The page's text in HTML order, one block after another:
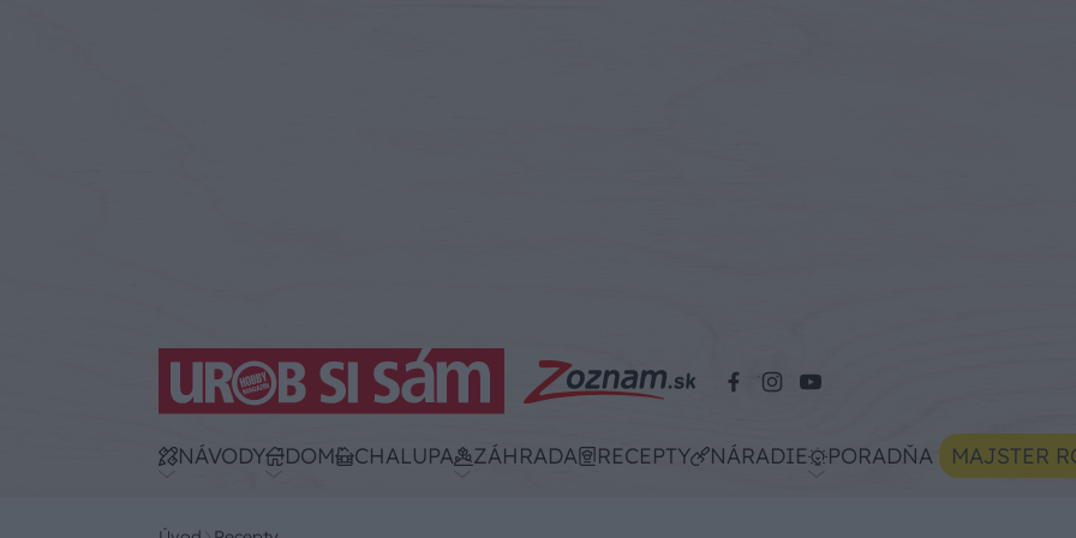
NÁVODY DOM CHALUPA ZÁHRADA RECEPTY NÁRADIE PORADŇA MAJSTER